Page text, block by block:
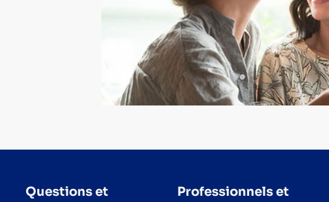
Questions et
Professionnels et